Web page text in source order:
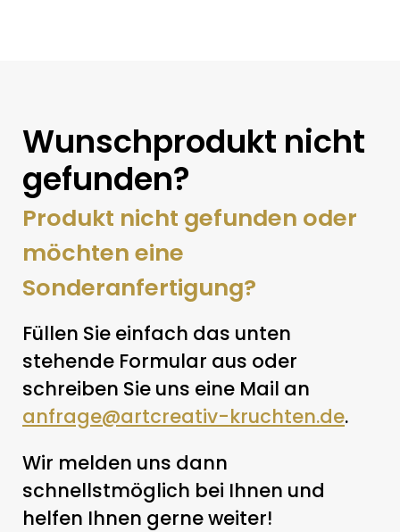
Wunschprodukt nicht
gefunden?
Produkt nicht gefunden oder
möchten eine
Sonderanfertigung?
Füllen Sie einfach das unten
stehende Formular aus oder
schreiben Sie uns eine Mail an
anfrage@artcreativ-kruchten.de.
Wir melden uns dann
schnellstmöglich bei Ihnen und
helfen Ihnen gerne weiter!